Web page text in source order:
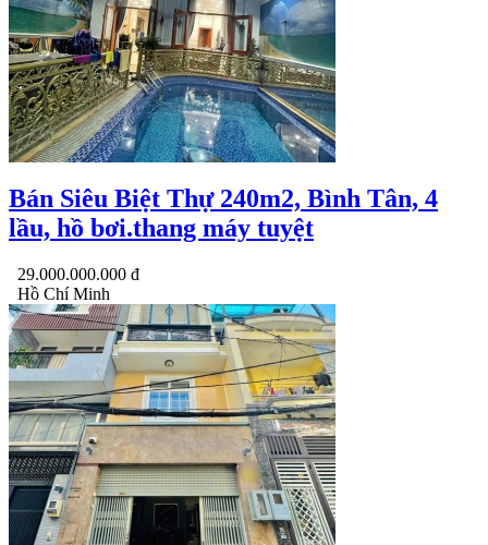
Bán Siêu Biệt Thự 240m2, Bình Tân, 4
lầu, hồ bơi.thang máy tuyệt
29.000.000.000 đ
Hồ Chí Minh